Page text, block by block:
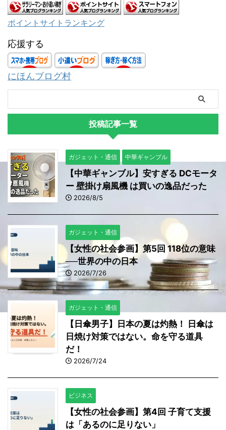
ポイントサイトランキング
応援する
にほんブログ村
投稿記事一覧
ガジェット・通信 中華ギャンブル
【中華ギャンブル】安すぎる DCモータ
ー 壁掛け扇風機 は買いの逸品だった
2026/8/5
ガジェット・通信
【女性の社会参画】第5回 118位の意味
──世界の中の日本
2026/7/26
ガジェット・通信
【日傘男子】日本の夏は灼熱！ 日傘は
日焼け対策ではない。命を守る道具
だ！
2026/7/24
ビジネス
【女性の社会参画】第4回 子育て支援
は「あるのに足りない」